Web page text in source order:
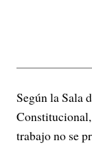
Según la Sala
Constitucional,
trabajo no se